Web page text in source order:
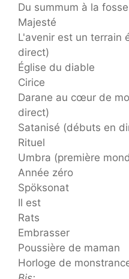
Du summum à la fosse
Majesté
L'avenir est un terrain
direct)
Église du diable
Cirice
Darane au cœur de
direct)
Satanisé (débuts en
Rituel
Umbra (première
Année zéro
Spöksonat
Il est
Rats
Embrasser
Poussière de maman
Horloge de